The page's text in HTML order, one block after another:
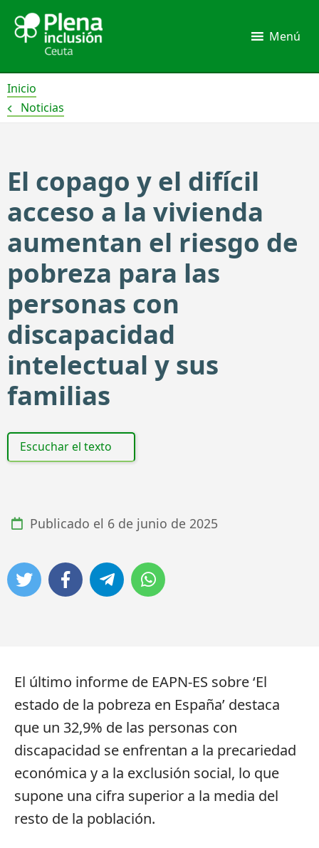
contenido
Menú
Inicio
Noticias
El copago y el difícil
acceso a la vivienda
aumentan el riesgo de
pobreza para las
personas con
discapacidad
intelectual y sus
familias
Escuchar el texto
Publicado el 6 de junio de 2025
El último informe de EAPN-ES sobre ‘El
estado de la pobreza en España’ destaca
que un 32,9% de las personas con
discapacidad se enfrentan a la precariedad
económica y a la exclusión social, lo que
supone una cifra superior a la media del
resto de la población.